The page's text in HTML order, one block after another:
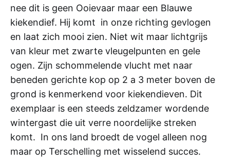
nee dit is geen Ooievaar maar een Blauwe
kiekendief. Hij komt in onze richting gevlogen
en laat zich mooi zien. Niet wit maar lichtgrijs
van kleur met zwarte vleugelpunten en gele
ogen. Zijn schommelende vlucht met naar
beneden gerichte kop op 2 a 3 meter boven de
grond is kenmerkend voor kiekendieven. Dit
exemplaar is een steeds zeldzamer wordende
wintergast die uit verre noordelijke streken
komt. In ons land broedt de vogel alleen nog
maar op Terschelling met wisselend succes.